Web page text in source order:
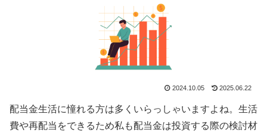
2024.10.05 2025.06.22
配当金生活に憧れる方は多くいらっしゃいますよね。生活
費や再配当をできるため私も配当金は投資する際の検討材